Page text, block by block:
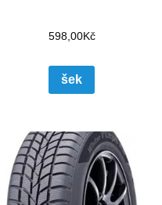
598,00Kč
šek